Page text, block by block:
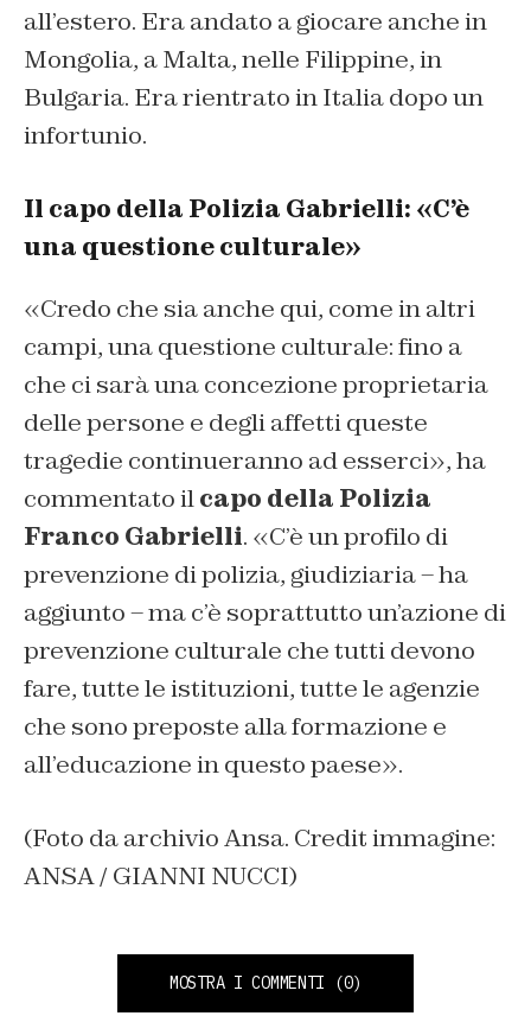
all’estero. Era andato a giocare anche in
Mongolia, a Malta, nelle Filippine, in
Bulgaria. Era rientrato in Italia dopo un
infortunio.
Il capo della Polizia Gabrielli: «C’è
una questione culturale»
«Credo che sia anche qui, come in altri
campi, una questione culturale: fino a
che ci sarà una concezione proprietaria
delle persone e degli affetti queste
tragedie continueranno ad esserci», ha
commentato ilcapo della Polizia
Franco Gabrielli. «C’è un profilo di
prevenzione di polizia, giudiziaria – ha
aggiunto – ma c’è soprattutto un’azione di
prevenzione culturale che tutti devono
fare, tutte le istituzioni, tutte le agenzie
che sono preposte alla formazione e
all’educazione in questo paese».
(Foto da archivio Ansa. Credit immagine:
ANSA / GIANNI NUCCI)
MOSTRA I COMMENTI (0)